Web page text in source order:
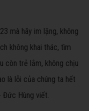
mà hãy im lặng, không
không khai thác, tìm
còn trẻ lắm, không chịu
là lỗi của chúng ta hết
Đức Hùng viết.